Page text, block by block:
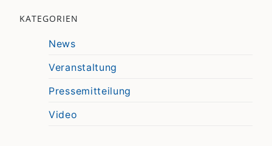
KATEGORIEN
News
Veranstaltung
Pressemitteilung
Video